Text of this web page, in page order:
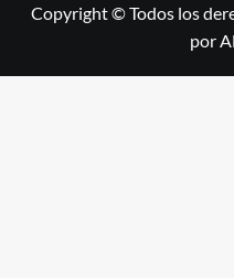
Copyright © Todos los
por